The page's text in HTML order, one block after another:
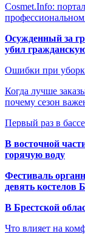
Cosmet.Info:
Осужденный за
убил
Ошибки при
Когда лучше
почему сезон
Первый раз в
В восточной
горячую воду
Фестиваль
девять костелов
В Брестской
Что влияет на